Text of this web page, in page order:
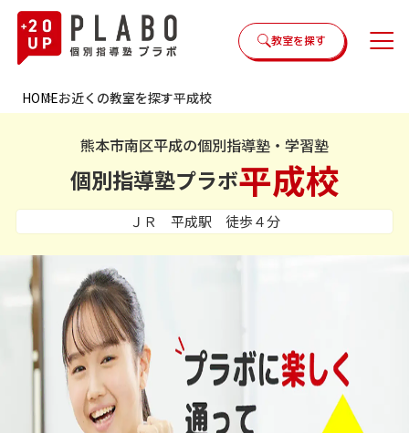
教室を探す
HOMEお近くの教室を探す平成校
熊本市南区平成の個別指導塾・学習塾
個別指導塾プラボ平成校
ＪＲ 平成駅 徒歩４分